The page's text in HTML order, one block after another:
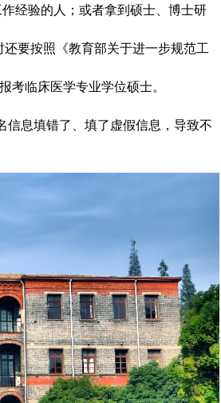
经验的人；或者拿到硕士、博士研
要按照《教育部关于进一步规范工
临床医学专业学位硕士。
息填错了、填了虚假信息，导致不